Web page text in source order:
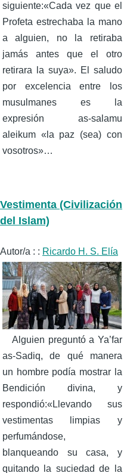
siguiente:«Cada vez que el
Profeta estrechaba la mano
a alguien, no la retiraba
jamás antes que el otro
retirara la suya». El saludo
por excelencia entre los
musulmanes es la
expresión as-salamu
aleikum «la paz (sea) con
vosotros»…
Vestimenta (Civilización
del Islam)
Autor/a : : Ricardo H. S. Elía
Alguien preguntó a Ya’far
as-Sadiq, de qué manera
un hombre podía mostrar la
Bendición divina, y
respondió:«Llevando sus
vestimentas limpias y
perfumándose,
blanqueando su casa, y
quitando la suciedad de la